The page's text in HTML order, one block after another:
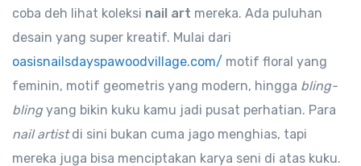
coba deh lihat koleksi nail art mereka. Ada puluhan
desain yang super kreatif. Mulai dari
oasisnailsdayspawoodvillage.com/ motif floral yang
feminin, motif geometris yang modern, hingga bling-
blingyang bikin kuku kamu jadi pusat perhatian. Para
nail artistdi sini bukan cuma jago menghias, tapi
mereka juga bisa menciptakan karya seni di atas kuku.